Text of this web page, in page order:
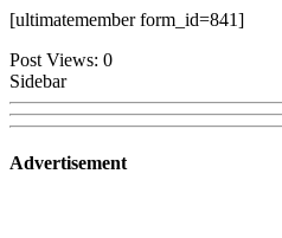
[ultimatemember form_id=841]
Post Views: 0
Sidebar
Advertisement